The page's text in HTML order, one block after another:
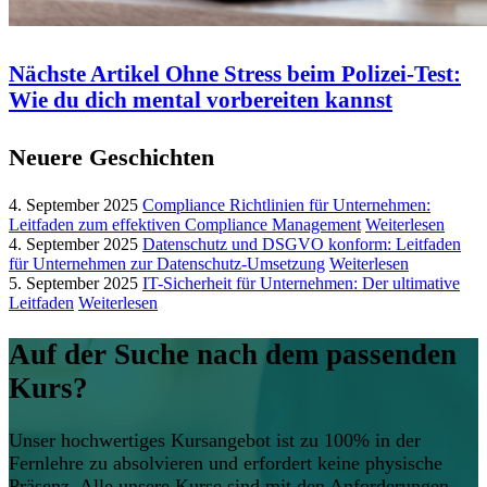
Nächste Artikel Ohne Stress beim Polizei-Test:
Wie du dich mental vorbereiten kannst
Neuere Geschichten
4. September 2025 Compliance Richtlinien für Unternehmen:
Leitfaden zum effektiven Compliance Management Weiterlesen
4. September 2025 Datenschutz und DSGVO konform: Leitfaden
für Unternehmen zur Datenschutz-Umsetzung Weiterlesen
5. September 2025 IT-Sicherheit für Unternehmen: Der ultimative
Leitfaden Weiterlesen
Auf der Suche nach dem passenden
Kurs?
Unser hochwertiges Kursangebot ist zu 100% in der
Fernlehre zu absolvieren und erfordert keine physische